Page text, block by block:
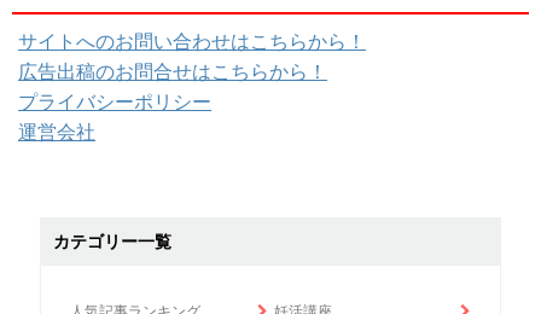
サイトへのお問い合わせはこちらから！
広告出稿のお問合せはこちらから！
プライバシーポリシー
運営会社
カテゴリー一覧